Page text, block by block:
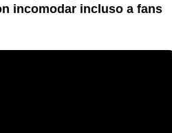
incomodar incluso a fans